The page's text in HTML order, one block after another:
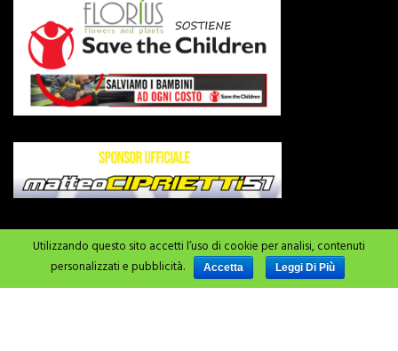
Utilizzando questo sito accetti l’uso di cookie per analisi, contenuti
personalizzati e pubblicità.
Accetta Leggi Di Più